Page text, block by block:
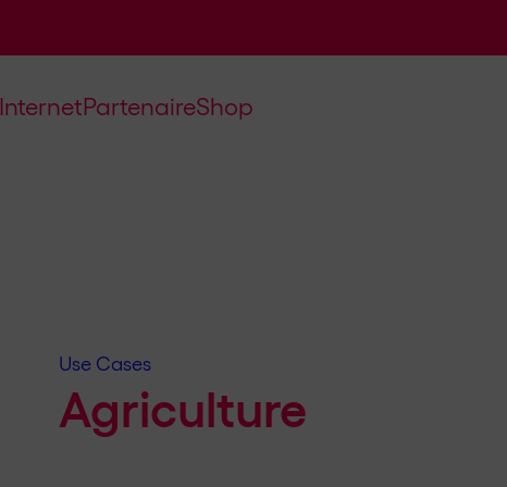
InternetPartenaireShop
Use Cases
Agriculture